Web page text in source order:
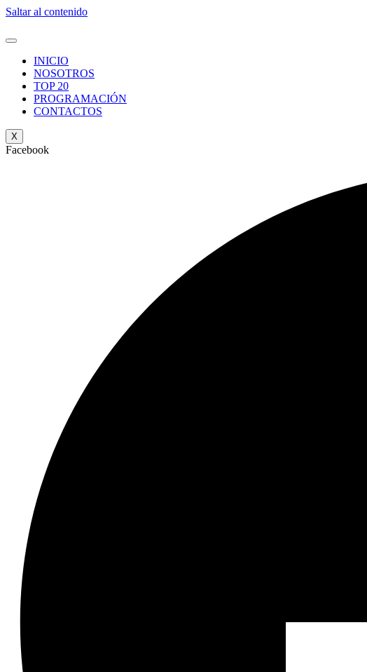
Saltar al contenido
INICIO
NOSOTROS
TOP 20
PROGRAMACIÓN
CONTACTOS
X
Facebook